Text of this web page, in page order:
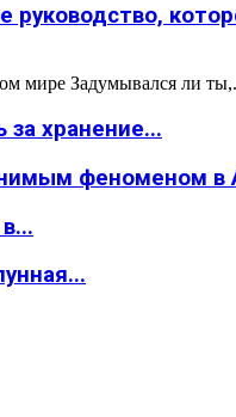
мире Задумывался ли
хранение...
феноменом в